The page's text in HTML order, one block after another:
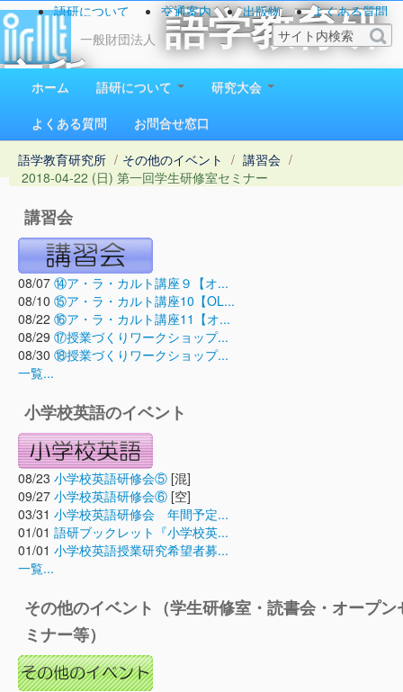
一般財団法人
語学教育研
究所
1923（大正12）年創立
語研について 交通案内 出版物
よくある質問
お問い合わせ
ホーム 語研について
研究大会
よくある質問
お問合せ窓口
語学教育研究所 / その他のイベント / 講習会 /
2018-04-22 (日) 第一回学生研修室セミナー
講習会
08/07 ⑭ア・ラ・カルト講座９【オ...
08/10 ⑮ア・ラ・カルト講座10【OL...
08/22 ⑯ア・ラ・カルト講座11【オ...
08/29 ⑰授業づくりワークショップ...
08/30 ⑱授業づくりワークショップ...
一覧...
小学校英語のイベント
08/23 小学校英語研修会⑤ [混]
09/27 小学校英語研修会⑥ [空]
03/31 小学校英語研修会 年間予定...
01/01 語研ブックレット『小学校英...
01/01 小学校英語授業研究希望者募...
一覧...
その他のイベント（学生研修室・読書会・オープン
ミナー等）